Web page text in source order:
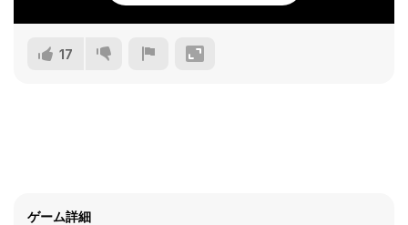
17
ゲーム詳細